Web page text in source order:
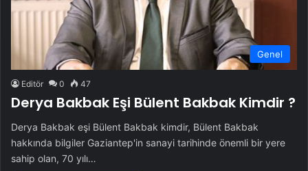
Genel
Editör 0 47
Derya Bakbak Eşi Bülent Bakbak Kimdir ?
Derya Bakbak eşi Bülent Bakbak kimdir, Bülent Bakbak
hakkında bilgiler Gaziantep'in sanayi tarihinde önemli bir yere
sahip olan, 70 yılı…